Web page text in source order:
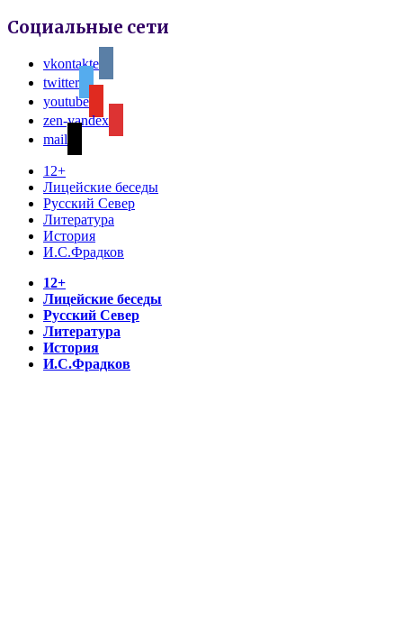
Социальные сети
vkontakte
twitter
youtube
zen-yandex
mail
12+
Лицейские беседы
Русский Север
Литература
История
И.С.Фрадков
12+
Лицейские беседы
Русский Север
Литература
История
И.С.Фрадков